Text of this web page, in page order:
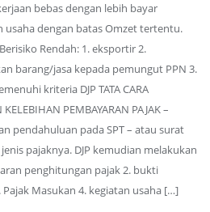
bebas dengan lebih bayar
usaha dengan batas Omzet tertentu.
Rendah: 1. eksportir 2.
barang/jasa kepada pemungut PPN 3.
kriteria DJP TATA CARA
PEMBAYARAN PAJAK –
pendahuluan pada SPT – atau surat
pajaknya. DJP kemudian melakukan
penghitungan pajak 2. bukti
Masukan 4. kegiatan usaha […]